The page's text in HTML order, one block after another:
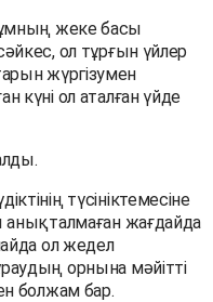
жеке басы
ол тұрғын үйлер
жүргізумен
күні ол аталған үйде
түсініктемесіне
анықталмаған жағдайда
ол жедел
орнына мәйітті
болжам бар.